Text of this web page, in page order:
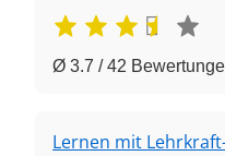
Ø 3.7 / 42
Lernen mit